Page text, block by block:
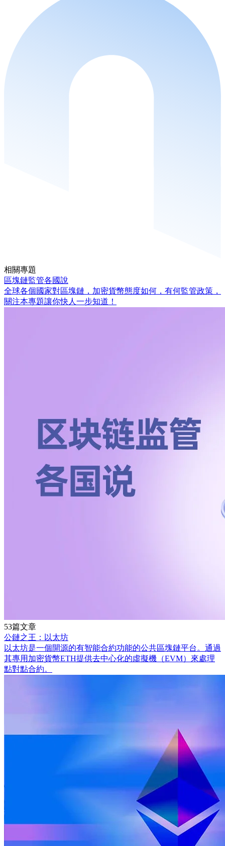
相關專題
區塊鏈監管各國說
全球各個國家對區塊鏈，加密貨幣態度如何，有何監管政策，
關注本專題讓你快人一步知道！
53篇文章
公鏈之王：以太坊
以太坊是一個開源的有智能合約功能的公共區塊鏈平台。通過
其專用加密貨幣ETH提供去中心化的虛擬機（EVM）來處理
點對點合約。